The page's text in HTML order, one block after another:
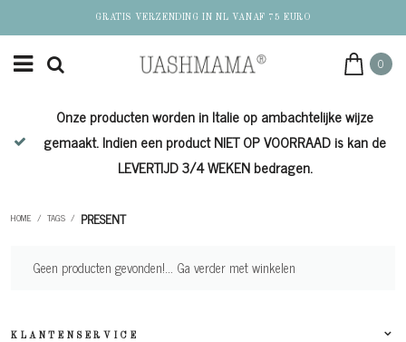
GRATIS VERZENDING IN NL VANAF 75 EURO
0
Onze producten worden in Italie op ambachtelijke wijze
gemaakt. Indien een product NIET OP VOORRAAD is kan de
LEVERTIJD 3/4 WEKEN bedragen.
HOME / TAGS / PRESENT
Geen producten gevonden!... Ga verder met winkelen
KLANTENSERVICE